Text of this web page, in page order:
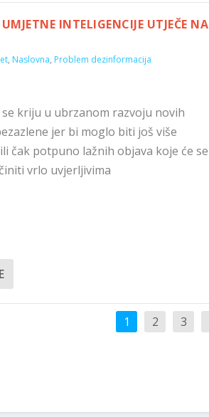
INTELIGENCIJE UTJEČE NA
, Naslovna, Problem dezinformacija
kriju u ubrzanom razvoju novih
jer bi moglo biti još više
čak potpuno lažnih objava koje će se
vrlo uvjerljivima
1 2 3